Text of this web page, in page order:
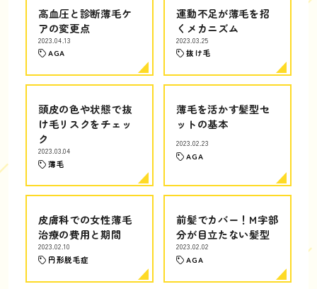
高血圧と診断薄毛ケ
アの変更点
2023.04.13
AGA
運動不足が薄毛を招
くメカニズム
2023.03.25
抜け毛
頭皮の色や状態で抜
け毛リスクをチェッ
ク
2023.03.04
薄毛
薄毛を活かす髪型セ
ットの基本
2023.02.23
AGA
皮膚科での女性薄毛
治療の費用と期間
2023.02.10
円形脱毛症
前髪でカバー！M字部
分が目立たない髪型
2023.02.02
AGA